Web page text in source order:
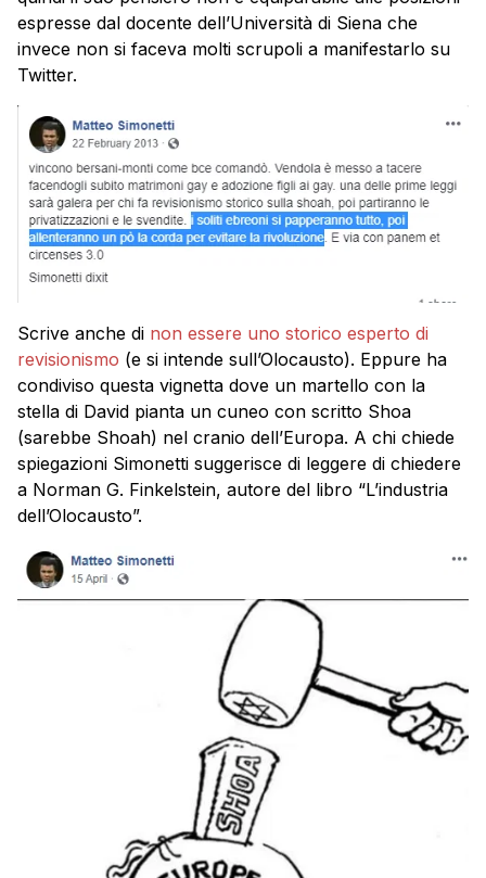
espresse dal docente dell’Università di Siena che
invece non si faceva molti scrupoli a manifestarlo su
Twitter.
Scrive anche di non essere uno storico esperto di
revisionismo (e si intende sull’Olocausto). Eppure ha
condiviso questa vignetta dove un martello con la
stella di David pianta un cuneo con scritto Shoa
(sarebbe Shoah) nel cranio dell’Europa. A chi chiede
spiegazioni Simonetti suggerisce di leggere di chiedere
a Norman G. Finkelstein, autore del libro “L’industria
dell’Olocausto”.